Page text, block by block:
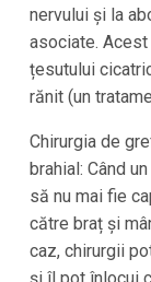
nervului și la
asociate.
țesutului
rănit (un
Chirurgia de
brahial: Când
să nu mai fie
către braț și
caz, chirurgii